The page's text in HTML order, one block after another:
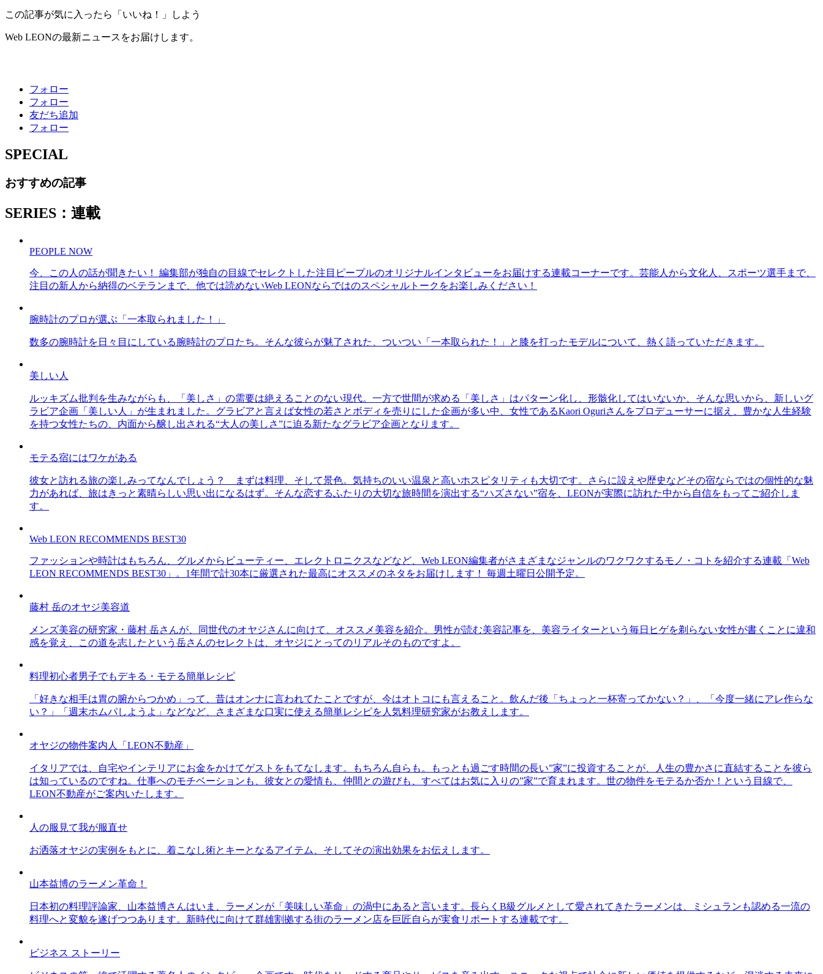
この記事が気に入ったら「いいね！」しよう
Web LEONの最新ニュースをお届けします。
フォロー
フォロー
友だち追加
フォロー
SPECIAL
おすすめの記事
SERIES：連載
PEOPLE NOW
今、この人の話が聞きたい！ 編集部が独自の目線でセレクトした注目ピープルのオリジナルインタビューをお届けする連載コーナーです。芸能人から文化人、スポーツ選手まで、
注目の新人から納得のベテランまで、他では読めないWeb LEONならではのスペシャルトークをお楽しみください！
腕時計のプロが選ぶ「一本取られました！」
数多の腕時計を日々目にしている腕時計のプロたち。そんな彼らが魅了された、ついつい「一本取られた！」と膝を打ったモデルについて、熱く語っていただきます。
美しい人
ルッキズム批判を生みながらも、「美しさ」の需要は絶えることのない現代。一方で世間が求める「美しさ」はパターン化し、形骸化してはいないか、そんな思いから、新しいグ
ラビア企画「美しい人」が生まれました。グラビアと言えば女性の若さとボディを売りにした企画が多い中、女性であるKaori Oguriさんをプロデューサーに据え、豊かな人生経験
を持つ女性たちの、内面から醸し出される“大人の美しさ”に迫る新たなグラビア企画となります。
モテる宿にはワケがある
彼女と訪れる旅の楽しみってなんでしょう？ まずは料理、そして景色。気持ちのいい温泉と高いホスピタリティも大切です。さらに設えや歴史などその宿ならではの個性的な魅
力があれば、旅はきっと素晴らしい思い出になるはず。そんな恋するふたりの大切な旅時間を演出する“ハズさない”宿を、LEONが実際に訪れた中から自信をもってご紹介しま
す。
Web LEON RECOMMENDS BEST30
ファッションや時計はもちろん、グルメからビューティー、エレクトロニクスなどなど、Web LEON編集者がさまざまなジャンルのワクワクするモノ・コトを紹介する連載「Web
LEON RECOMMENDS BEST30」。1年間で計30本に厳選された最高にオススメのネタをお届けします！ 毎週土曜日公開予定。
藤村 岳のオヤジ美容道
メンズ美容の研究家・藤村 岳さんが、同世代のオヤジさんに向けて、オススメ美容を紹介。男性が読む美容記事を、美容ライターという毎日ヒゲを剃らない女性が書くことに違和
感を覚え、この道を志したという岳さんのセレクトは、オヤジにとってのリアルそのものですよ。
料理初心者男子でもデキる・モテる簡単レシピ
「好きな相手は胃の腑からつかめ」って、昔はオンナに言われてたことですが、今はオトコにも言えること。飲んだ後「ちょっと一杯寄ってかない？」、「今度一緒にアレ作らな
い？」「週末ホムパしようよ」などなど、さまざまな口実に使える簡単レシピを人気料理研究家がお教えします。
オヤジの物件案内人「LEON不動産」
イタリアでは、自宅やインテリアにお金をかけてゲストをもてなします。もちろん自らも。もっとも過ごす時間の長い”家”に投資することが、人生の豊かさに直結することを彼ら
は知っているのですね。仕事へのモチベーションも、彼女との愛情も、仲間との遊びも、すべてはお気に入りの”家”で育まれます。世の物件をモテるか否か！という目線で、
LEON不動産がご案内いたします。
人の服見て我が服直せ
お洒落オヤジの実例をもとに、着こなし術とキーとなるアイテム、そしてその演出効果をお伝えします。
山本益博のラーメン革命！
日本初の料理評論家、山本益博さんはいま、ラーメンが「美味しい革命」の渦中にあると言います。長らくB級グルメとして愛されてきたラーメンは、ミシュランも認める一流の
料理へと変貌を遂げつつあります。新時代に向けて群雄割拠する街のラーメン店を巨匠自らが実食リポートする連載です。
ビジネス ストーリー